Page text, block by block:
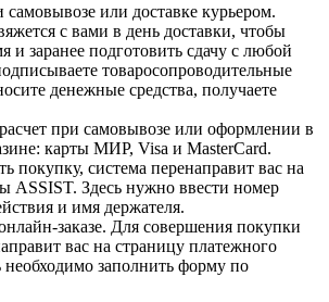
или доставке курьером.
с вами в день доставки, чтобы
и заранее подготовить сдачу с любой
товаросопроводительные
денежные средства, получаете
при самовывозе или оформлении в
карты МИР, Visa и MasterCard.
покупку, система перенаправит вас на
ASSIST. Здесь нужно ввести номер
и имя держателя.
заказе. Для совершения покупки
вас на страницу платежного
необходимо заполнить форму по